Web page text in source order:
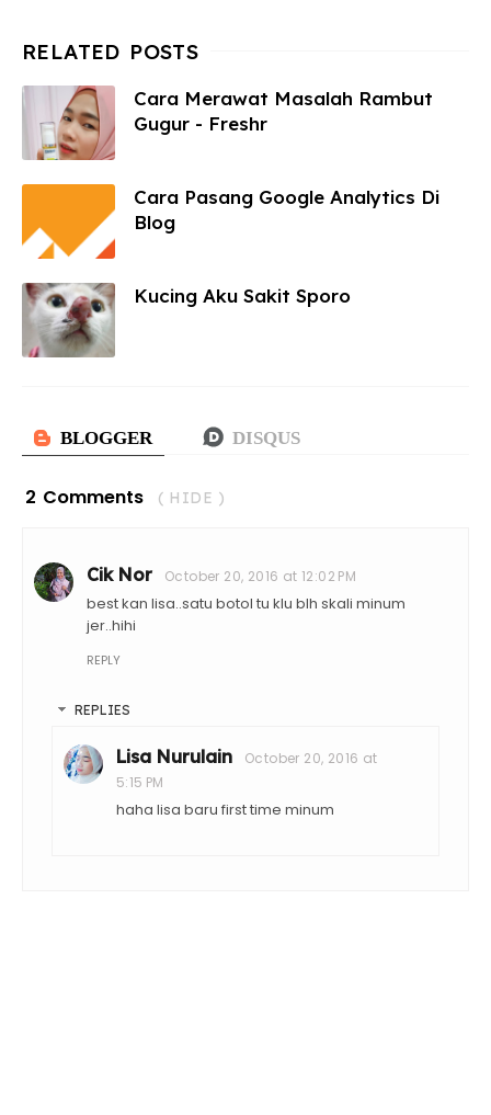
Cara Merawat Masalah Rambut
Gugur - Freshr
Cara Pasang Google Analytics Di
Blog
Kucing Aku Sakit Sporo
2 Comments ( HIDE )
Cik Nor October 20, 2016 at 12:02 PM
best kan lisa..satu botol tu klu blh skali minum
jer..hihi
REPLY
REPLIES
Lisa Nurulain
October 20, 2016 at
5:15 PM
haha lisa baru first time minum